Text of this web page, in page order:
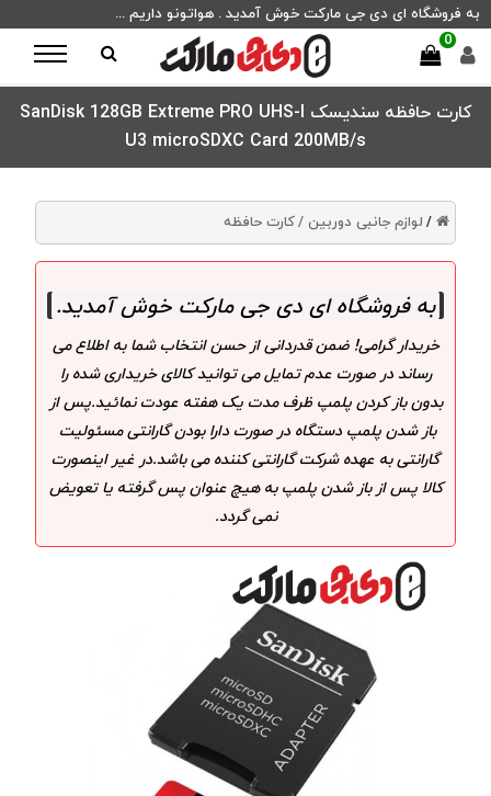
به فروشگاه ای دی جی مارکت خوش آمدید . هواتونو داریم ...
0
کارت حافظه سنديسک SanDisk 128GB Extreme PRO UHS-I
U3 microSDXC Card 200MB/s
/ لوازم جانبی دوربین /کارت حافظه
به فروشگاه ای دی جی مارکت خوش آمدید.
خریدار گرامی! ضمن قدردانی از حسن انتخاب شما به اطلاع می
رساند در صورت عدم تمایل می توانید کالای خریداری شده را
بدون باز کردن پلمپ ظرف مدت یک هفته عودت نمائید.پس از
باز شدن پلمپ دستگاه در صورت دارا بودن گارانتی مسئولیت
گارانتی به عهده شرکت گارانتی کننده می باشد.در غیر اینصورت
کالا پس از باز شدن پلمپ به هیچ عنوان پس گرفته یا تعویض
نمی گردد.